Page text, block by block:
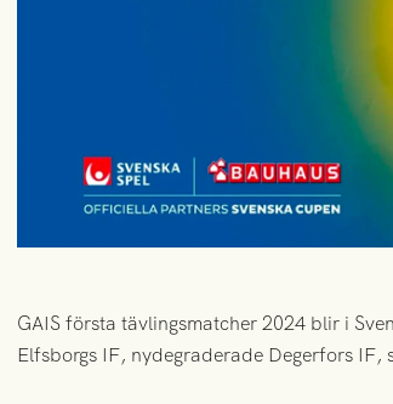
GAIS första tävlingsmatcher 2024 blir i
Elfsborgs IF, nydegraderade Degerfors IF,